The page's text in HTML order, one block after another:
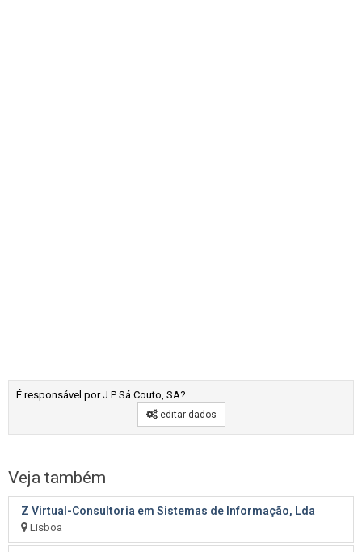
É responsável por J P Sá Couto, SA?
editar dados
Veja também
Z Virtual-Consultoria em Sistemas de Informação, Lda
Lisboa